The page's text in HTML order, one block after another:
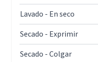
Lavado - En seco
Secado - Exprimir
Secado - Colgar